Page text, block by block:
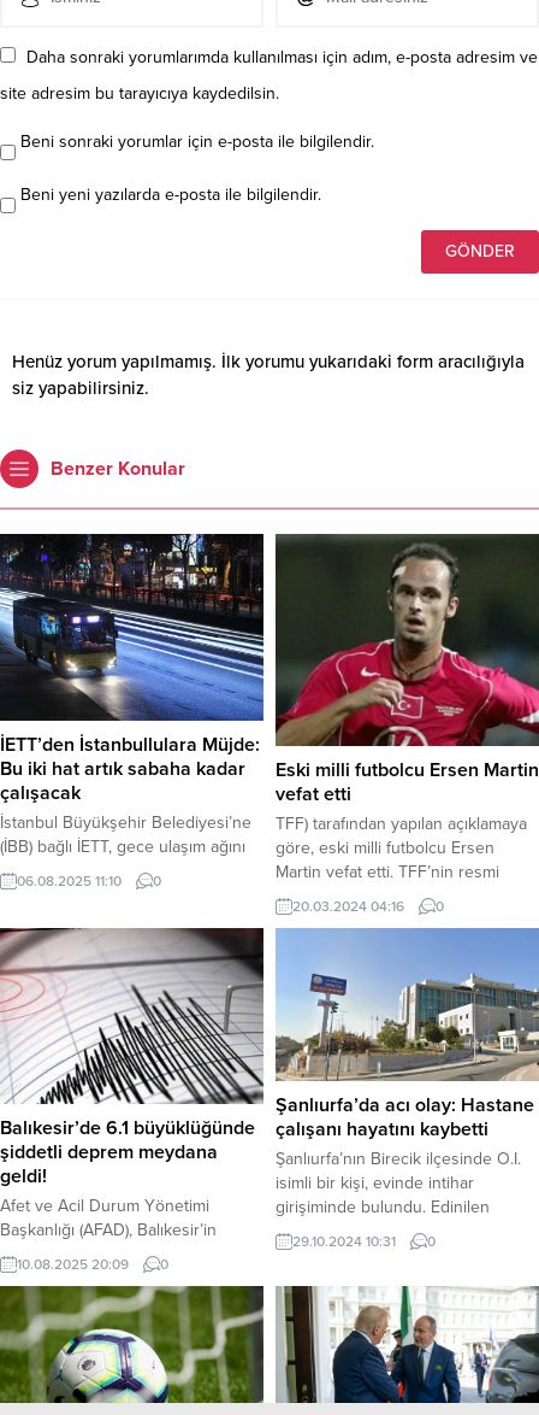
Daha sonraki yorumlarımda kullanılması için adım, e-posta adresim ve
site adresim bu tarayıcıya kaydedilsin.
Beni sonraki yorumlar için e-posta ile bilgilendir.
Beni yeni yazılarda e-posta ile bilgilendir.
Henüz yorum yapılmamış. İlk yorumu yukarıdaki form aracılığıyla
siz yapabilirsiniz.
Benzer Konular
İETT’den İstanbullulara Müjde:
Bu iki hat artık sabaha kadar
çalışacak
İstanbul Büyükşehir Belediyesi’ne
(İBB) bağlı İETT, gece ulaşım ağını
genişletiyor. İETT Genel Müdürü
İrfan Demet, 8 Ağustos Cuma
Gaziosmanpaşa-Beşiktaş ve
Göktürk-Taksim hatlarının 24 saat
kesintisiz hizmet vereceğini
duyurdu. İstanbul – İstanbul’da
gece toplu ulaşımını kullanan
vatandaşlar için sevindirici bir
haber geldi. İETT, mevcut gece
06.08.2025 11:10 0
Eski milli futbolcu Ersen Martin
vefat etti
TFF) tarafından yapılan açıklamaya
göre, eski milli futbolcu Ersen
Martin vefat etti. TFF’nin resmi
Twitter hesabından yapılan
açıklamada şu ifadelere yer verildi:
isimlerinden, A Millî Takımımızın
eski futbolcusu Ersen Martin’in
vefat ettiğini derin bir üzüntü ile
öğrenmiş bulunuyoruz. Merhum
Ersen Martin’e Allah’tan rahmet;
20.03.2024 04:16 0
Balıkesir’de 6.1 büyüklüğünde
şiddetli deprem meydana
geldi!
Afet ve Acil Durum Yönetimi
Başkanlığı (AFAD), Balıkesir’in
Sındırgı ilçesinde Richter ölçeğine
göre 6.1 büyüklüğünde şiddetli bir
deprem meydana geldiğini
duyurdu. Yerin 11 kilometre
derinliğinde gerçekleşen
sarsıntının, çevre illerden de
kuvvetli bir şekilde hissedildiği
10.08.2025 20:09 0
Şanlıurfa’da acı olay: Hastane
çalışanı hayatını kaybetti
Şanlıurfa’nın Birecik ilçesinde O.I.
isimli bir kişi, evinde intihar
girişiminde bulundu. Edinilen
bilgilere göre O.I., evinde kendini
iple asarak intihar etmeye çalıştı.
ise hala hayattaydı. Hemen olay
yerine çağrılan sağlık ve polis
ekipleri, ilk müdahalenin ardından
O.I.’yı ambulansla Birecik Devlet
Hastanesi’ne kaldırdı. Ancak tüm
29.10.2024 10:31 0